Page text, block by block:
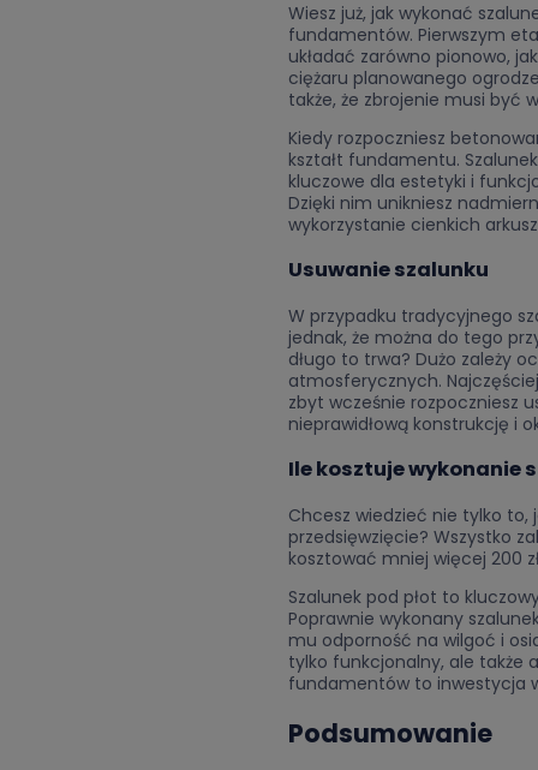
Wiesz już, jak wykonać
fundamentów. Pierwszym
układać zarówno pionowo,
ciężaru planowanego
także, że zbrojenie musi być
Kiedy rozpoczniesz
kształt fundamentu.
kluczowe dla estetyki i
Dzięki nim unikniesz
wykorzystanie cienkich
Usuwanie szalunku
W przypadku tradycyjnego
jednak, że można do tego
długo to trwa? Dużo zależy
atmosferycznych.
zbyt wcześnie rozpoczniesz
nieprawidłową konstrukcję i
Ile kosztuje wykonanie
Chcesz wiedzieć nie tylko to,
przedsięwzięcie? Wszystko
kosztować mniej więcej 200
Szalunek pod płot to
Poprawnie wykonany
mu odporność na wilgoć i
tylko funkcjonalny, ale także
fundamentów to inwestycja
Podsumowanie